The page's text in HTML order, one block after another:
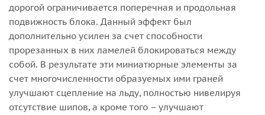
дорогой ограничивается поперечная и продольная
подвижность блока. Данный эффект был
дополнительно усилен за счет способности
прорезанных в них ламелей блокироваться между
собой. В результате эти миниатюрные элементы за
счет многочисленности образуемых ими граней
улучшают сцепление на льду, полностью нивелируя
отсутствие шипов, а кроме того – улучшают